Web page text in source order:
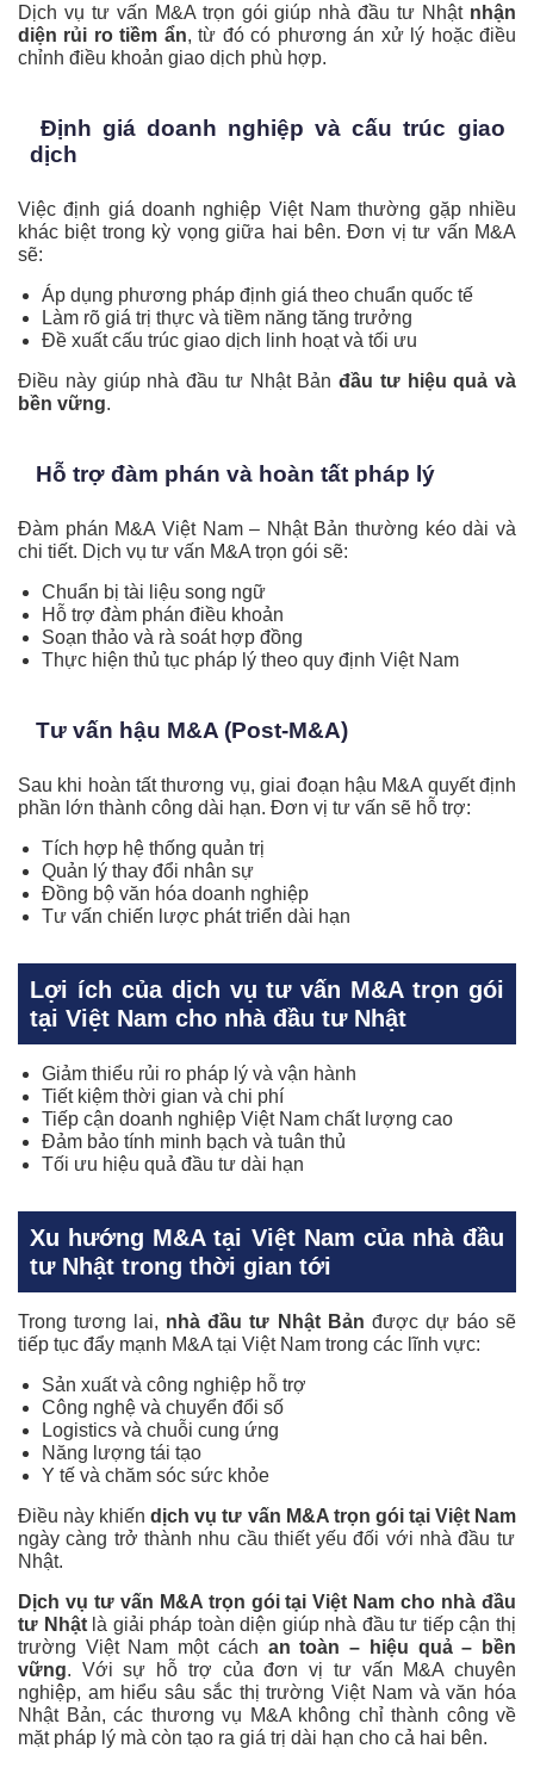
Dịch vụ tư vấn M&A trọn gói giúp nhà đầu tư Nhật nhận
diện rủi ro tiềm ẩn, từ đó có phương án xử lý hoặc điều
chỉnh điều khoản giao dịch phù hợp.
Định giá doanh nghiệp và cấu trúc giao
dịch
Việc định giá doanh nghiệp Việt Nam thường gặp nhiều
khác biệt trong kỳ vọng giữa hai bên. Đơn vị tư vấn M&A
sẽ:
Áp dụng phương pháp định giá theo chuẩn quốc tế
Làm rõ giá trị thực và tiềm năng tăng trưởng
Đề xuất cấu trúc giao dịch linh hoạt và tối ưu
Điều này giúp nhà đầu tư Nhật Bản đầu tư hiệu quả và
bền vững.
Hỗ trợ đàm phán và hoàn tất pháp lý
Đàm phán M&A Việt Nam – Nhật Bản thường kéo dài và
chi tiết. Dịch vụ tư vấn M&A trọn gói sẽ:
Chuẩn bị tài liệu song ngữ
Hỗ trợ đàm phán điều khoản
Soạn thảo và rà soát hợp đồng
Thực hiện thủ tục pháp lý theo quy định Việt Nam
Tư vấn hậu M&A (Post-M&A)
Sau khi hoàn tất thương vụ, giai đoạn hậu M&A quyết định
phần lớn thành công dài hạn. Đơn vị tư vấn sẽ hỗ trợ:
Tích hợp hệ thống quản trị
Quản lý thay đổi nhân sự
Đồng bộ văn hóa doanh nghiệp
Tư vấn chiến lược phát triển dài hạn
Lợi ích của dịch vụ tư vấn M&A trọn gói
tại Việt Nam cho nhà đầu tư Nhật
Giảm thiểu rủi ro pháp lý và vận hành
Tiết kiệm thời gian và chi phí
Tiếp cận doanh nghiệp Việt Nam chất lượng cao
Đảm bảo tính minh bạch và tuân thủ
Tối ưu hiệu quả đầu tư dài hạn
Xu hướng M&A tại Việt Nam của nhà đầu
tư Nhật trong thời gian tới
Trong tương lai, nhà đầu tư Nhật Bản được dự báo sẽ
tiếp tục đẩy mạnh M&A tại Việt Nam trong các lĩnh vực:
Sản xuất và công nghiệp hỗ trợ
Công nghệ và chuyển đổi số
Logistics và chuỗi cung ứng
Năng lượng tái tạo
Y tế và chăm sóc sức khỏe
Điều này khiếndịch vụ tư vấn M&A trọn gói tại Việt Nam
ngày càng trở thành nhu cầu thiết yếu đối với nhà đầu tư
Nhật.
Dịch vụ tư vấn M&A trọn gói tại Việt Nam cho nhà đầu
tư Nhậtlà giải pháp toàn diện giúp nhà đầu tư tiếp cận thị
trường Việt Nam một cách an toàn – hiệu quả – bền
vững. Với sự hỗ trợ của đơn vị tư vấn M&A chuyên
nghiệp, am hiểu sâu sắc thị trường Việt Nam và văn hóa
Nhật Bản, các thương vụ M&A không chỉ thành công về
mặt pháp lý mà còn tạo ra giá trị dài hạn cho cả hai bên.